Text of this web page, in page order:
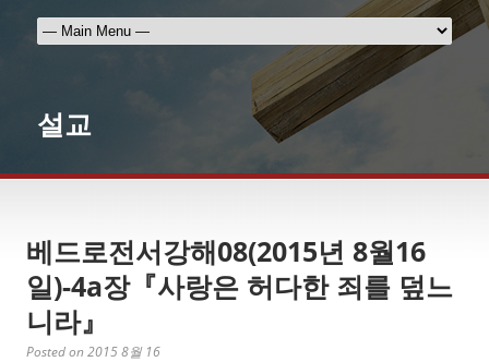
설교
베드로전서강해08(2015년 8월16
일)-4a장『사랑은 허다한 죄를 덮느
니라』
Posted on 2015 8월 16